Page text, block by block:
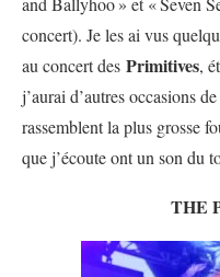
concert). Je les ai vus
au concert des Primitives,
j’aurai d’autres occasions
rassemblent la plus grosse
que j’écoute ont un son du
THE